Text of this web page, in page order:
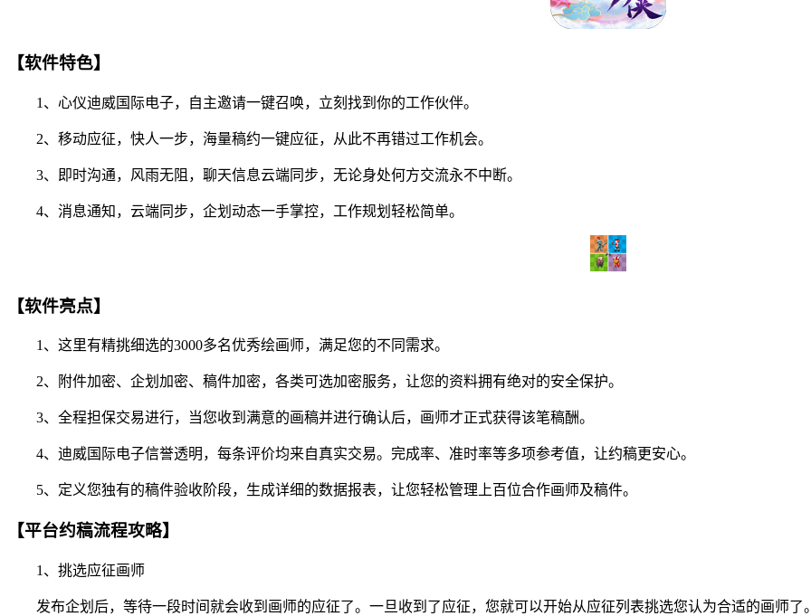
【软件特色】
1、心仪迪威国际电子，自主邀请一键召唤，立刻找到你的工作伙伴。
2、移动应征，快人一步，海量稿约一键应征，从此不再错过工作机会。
3、即时沟通，风雨无阻，聊天信息云端同步，无论身处何方交流永不中断。
4、消息通知，云端同步，企划动态一手掌控，工作规划轻松简单。
【软件亮点】
1、这里有精挑细选的3000多名优秀绘画师，满足您的不同需求。
2、附件加密、企划加密、稿件加密，各类可选加密服务，让您的资料拥有绝对的安全保护。
3、全程担保交易进行，当您收到满意的画稿并进行确认后，画师才正式获得该笔稿酬。
4、迪威国际电子信誉透明，每条评价均来自真实交易。完成率、准时率等多项参考值，让约稿更安心。
5、定义您独有的稿件验收阶段，生成详细的数据报表，让您轻松管理上百位合作画师及稿件。
【平台约稿流程攻略】
1、挑选应征画师
发布企划后，等待一段时间就会收到画师的应征了。一旦收到了应征，您就可以开始从应征列表挑选您认为合适的画师了